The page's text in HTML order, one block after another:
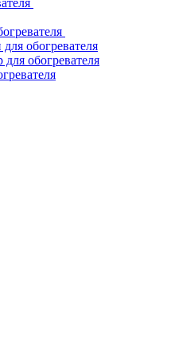
обогревателя
для обогревателя